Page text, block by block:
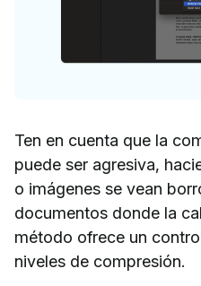
Ten en cuenta que la
puede ser agresiva,
o imágenes se vean
documentos donde la
método ofrece un
niveles de compresión.